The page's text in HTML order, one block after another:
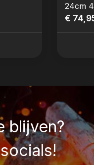
24cm
€
blijven?